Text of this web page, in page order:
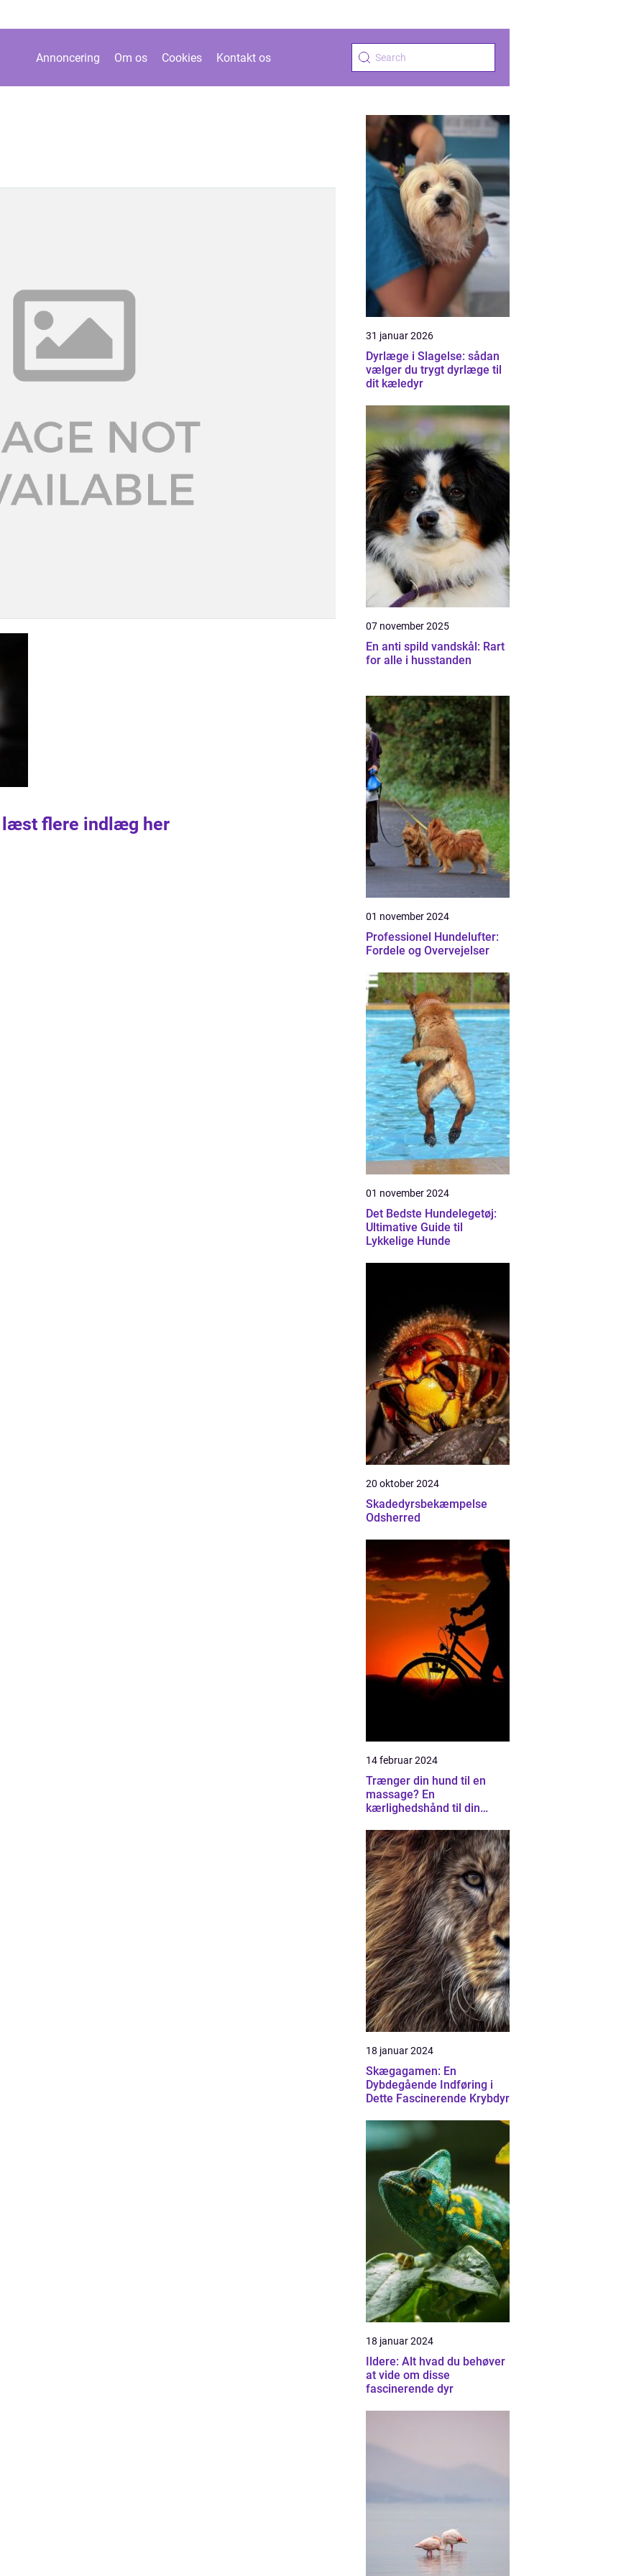
Annoncering Om os Cookies Kontakt os
læst flere indlæg her
31 januar 2026
Dyrlæge i Slagelse: sådan
vælger du trygt dyrlæge til
dit kæledyr
07 november 2025
En anti spild vandskål: Rart
for alle i husstanden
01 november 2024
Professionel Hundelufter:
Fordele og Overvejelser
01 november 2024
Det Bedste Hundelegetøj:
Ultimative Guide til
Lykkelige Hunde
20 oktober 2024
Skadedyrsbekæmpelse
Odsherred
14 februar 2024
Trænger din hund til en
massage? En
kærlighedshånd til din
18 januar 2024
Skægagamen: En
Dybdegående Indføring i
Dette Fascinerende Krybdyr
18 januar 2024
Ildere: Alt hvad du behøver
at vide om disse
fascinerende dyr